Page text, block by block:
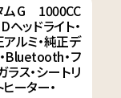
G 1000CC
ッドライト・
ルミ・純正デ
Bluetooth・フ
ス・シートリ
ーター・